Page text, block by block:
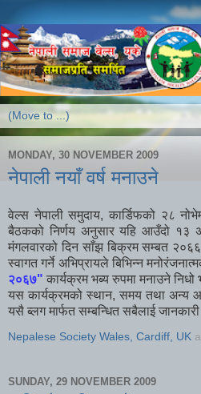
MONDAY, 30 NOVEMBER 2009
नेपाली नयाँ वर्ष मनाउने
वेल्स नेपाली समुदाय, कार्डिफको २८
बैठकको निर्णय अनुसार यहि आउँदो
मंगलवारको दिन साँझ बिक्रम सम्बत २०६६
स्वागत गर्ने अभिप्रायले बिभिन्न
२०६७" कार्यक्रम भब्य रुपमा मनाउने निधो
यस कार्यक्रमको स्थान, समय तथा अन्य
यसै ब्लग मार्फत सम्बन्धित सबैलाई
Nepalese Society Wales, Cardiff, UK
SUNDAY, 29 NOVEMBER 2009